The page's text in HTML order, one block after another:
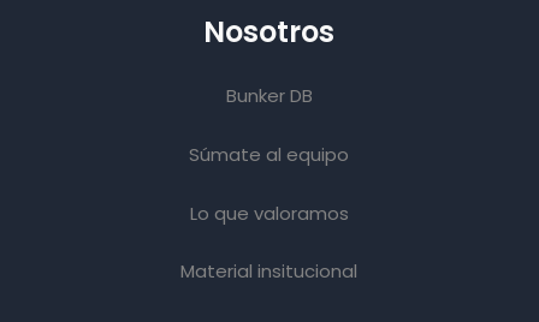
Nosotros
Bunker DB
Súmate al equipo
Lo que valoramos
Material insitucional